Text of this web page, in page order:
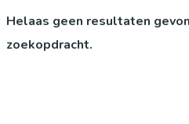
Helaas geen resultaten
zoekopdracht.